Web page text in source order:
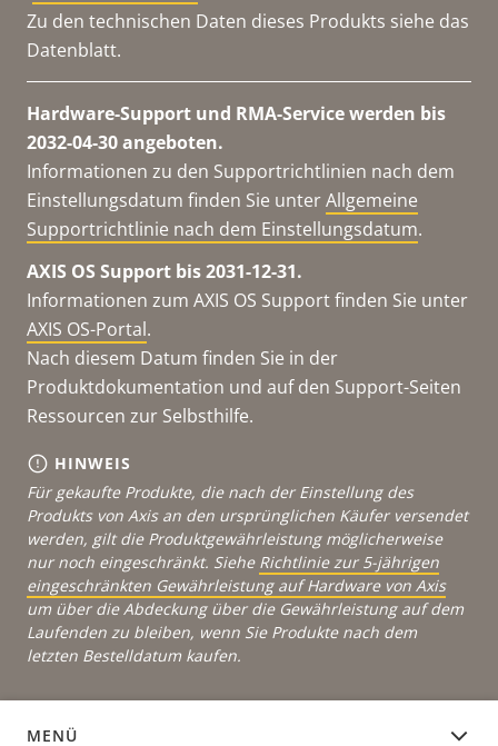
Zu den technischen Daten dieses Produkts siehe das
Datenblatt.
Hardware-Support und RMA-Service werden bis
2032-04-30 angeboten.
Informationen zu den Supportrichtlinien nach dem
Einstellungsdatum finden Sie unterAllgemeine
Supportrichtlinie nach dem Einstellungsdatum.
AXIS OS Support bis 2031-12-31.
Informationen zum AXIS OS Support finden Sie unter
AXIS OS-Portal.
Nach diesem Datum finden Sie in der
Produktdokumentation und auf den Support-Seiten
Ressourcen zur Selbsthilfe.
HINWEIS
Für gekaufte Produkte, die nach der Einstellung des
Produkts von Axis an den ursprünglichen Käufer versendet
werden, gilt die Produktgewährleistung möglicherweise
nur noch eingeschränkt. Siehe Richtlinie zur 5-jährigen
eingeschränkten Gewährleistung auf Hardware von Axis
um über die Abdeckung über die Gewährleistung auf dem
Laufenden zu bleiben, wenn Sie Produkte nach dem
letzten Bestelldatum kaufen.
MENÜ
GERÄTESOFTWARE